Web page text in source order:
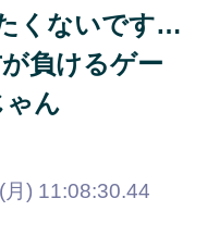
くないです…
負けるゲー
ゃん
) 11:08:30.44